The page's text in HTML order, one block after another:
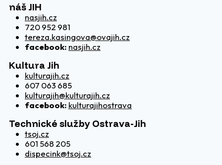
náš JIH
nasjih.cz
720 952 981
tereza.kasingova@ovajih.cz
facebook: nasjih.cz
Kultura Jih
kulturajih.cz
607 063 685
kulturajih@kulturajih.cz
facebook: kulturajihostrava
Technické služby Ostrava-Jih
tsoj.cz
601 568 205
dispecink@tsoj.cz